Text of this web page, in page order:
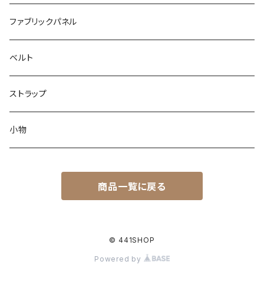
ファブリックパネル
ベルト
ストラップ
小物
商品一覧に戻る
© 441SHOP
Powered by